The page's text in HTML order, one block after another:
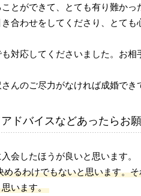
とができて、とても有り難かっ
合わせをしてくださり、とて
対応してくださいました。お
んのご尽力がなければ成婚でき
ドバイスなどあったらお願
会したほうが良いと思います。
るわけでもないと思います。
います。